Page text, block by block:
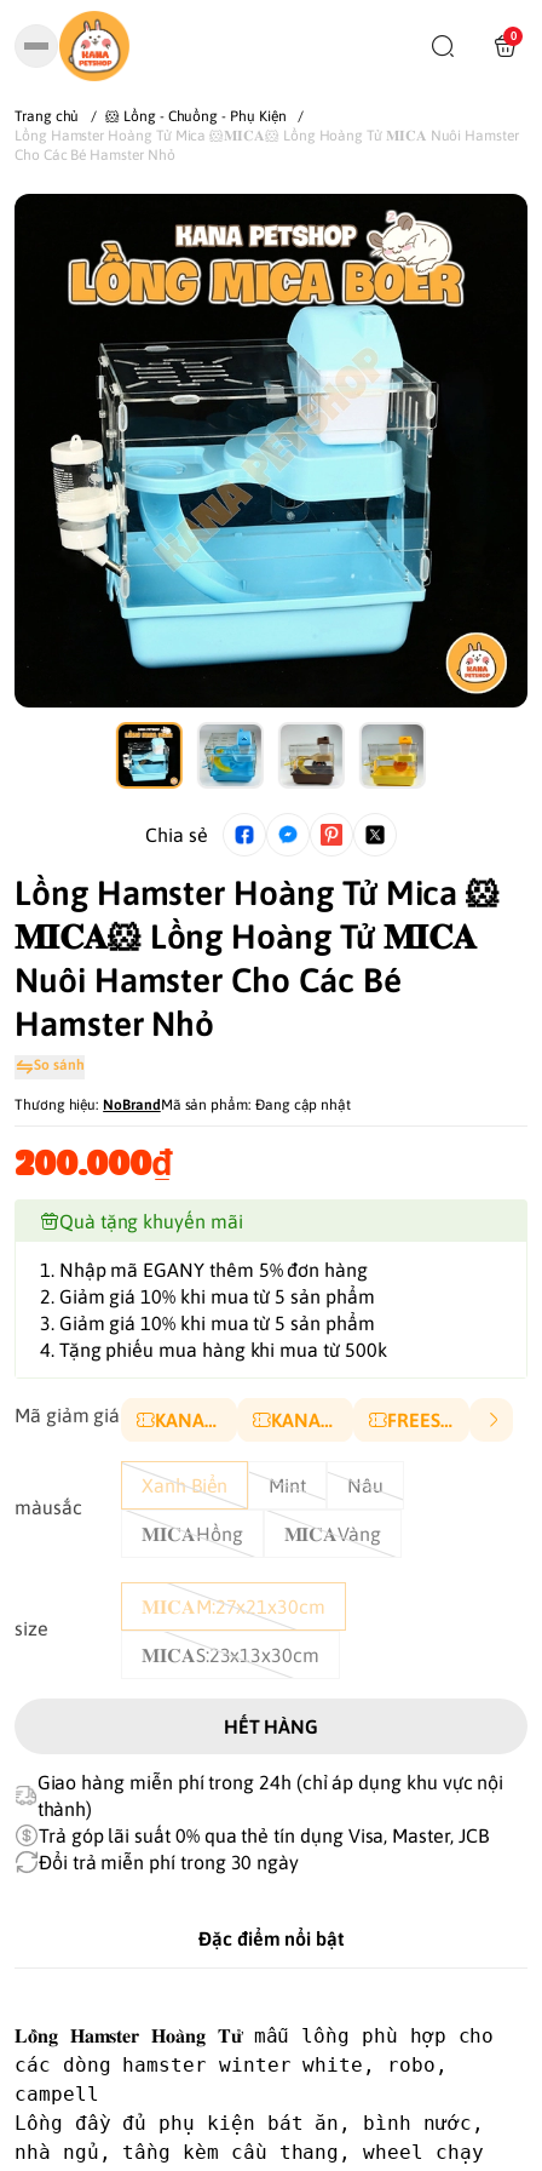
0
Trang chủ / 🐹 Lồng - Chuồng - Phụ Kiện
/
Lồng Hamster Hoàng Tử Mica 🐹𝐌𝐈𝐂𝐀🐹 Lồng Hoàng Tử 𝐌𝐈𝐂𝐀 Nuôi Hamster
Cho Các Bé Hamster Nhỏ
Chia sẻ
Lồng Hamster Hoàng Tử Mica 🐹
𝐌𝐈𝐂𝐀🐹 Lồng Hoàng Tử 𝐌𝐈𝐂𝐀
Nuôi Hamster Cho Các Bé
Hamster Nhỏ
So sánh
Thương hiệu: NoBrand Mã sản phẩm: Đang cập nhật
200.000₫
Quà tặng khuyến mãi
1. Nhập mã EGANY thêm 5% đơn hàng
2. Giảm giá 10% khi mua từ 5 sản phẩm
3. Giảm giá 10% khi mua từ 5 sản phẩm
4. Tặng phiếu mua hàng khi mua từ 500k
Mã giảm giá KANA10P KANA5K FREESHIP
màusắc
Xanh Biển Mint Nâu
𝐌𝐈𝐂𝐀Hồng 𝐌𝐈𝐂𝐀Vàng
size
𝐌𝐈𝐂𝐀M:27x21x30cm
𝐌𝐈𝐂𝐀S:23x13x30cm
HẾT HÀNG
Giao hàng miễn phí trong 24h (chỉ áp dụng khu vực nội
thành)
Trả góp lãi suất 0% qua thẻ tín dụng Visa, Master, JCB
Đổi trả miễn phí trong 30 ngày
Đặc điểm nổi bật
𝐋𝐨̂̀𝐧𝐠 𝐇𝐚𝐦𝐬𝐭𝐞𝐫 𝐇𝐨𝐚̀𝐧𝐠 𝐓𝐮̛̉ mẫu lồng phù hợp cho
các dòng hamster winter white, robo,
campell
Lồng đầy đủ phụ kiện bát ăn, bình nước,
nhà ngủ, tầng kèm cầu thang, wheel chạy